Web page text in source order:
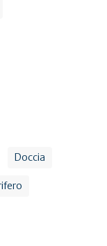
Doccia